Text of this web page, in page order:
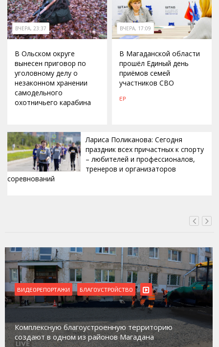
ВЧЕРА, 23:37
В Ольском округе
вынесен приговор по
уголовному делу о
незаконном хранении
самодельного
охотничьего карабина
ВЧЕРА, 17:09
В Магаданской области
прошёл Единый день
приёмов семей
участников СВО
ЕР
Лариса Поликанова: Сегодня
праздник всех причастных к спорту
– любителей и профессионалов,
тренеров и организаторов
соревнований
ВИДЕОРЕПОРТАЖИ БЛАГОУСТРОЙСТВО
Комплексную благоустроенную территорию
создают в одном из районов Магадана